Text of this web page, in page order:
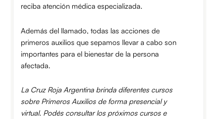
reciba atención médica especializada.
Además del llamado, todas las acciones de
primeros auxilios que sepamos llevar a cabo son
importantes para el bienestar de la persona
afectada.
La Cruz Roja Argentina brinda diferentes cursos
sobre Primeros Auxilios de forma presencial y
virtual. Podés consultar los próximos cursos e